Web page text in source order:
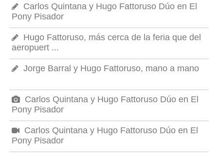
Carlos Quintana y Hugo Fattoruso Dúo en El
Pony Pisador
Hugo Fattoruso, más cerca de la feria que del
aeropuert ...
Jorge Barral y Hugo Fattoruso, mano a mano
Carlos Quintana y Hugo Fattoruso Dúo en El
Pony Pisador
Carlos Quintana y Hugo Fattoruso Dúo en El
Pony Pisador